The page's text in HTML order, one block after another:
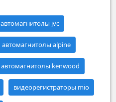
автомагнитолы jvc
автомагнитолы alpine
автомагнитолы kenwood
видеорегистраторы mio